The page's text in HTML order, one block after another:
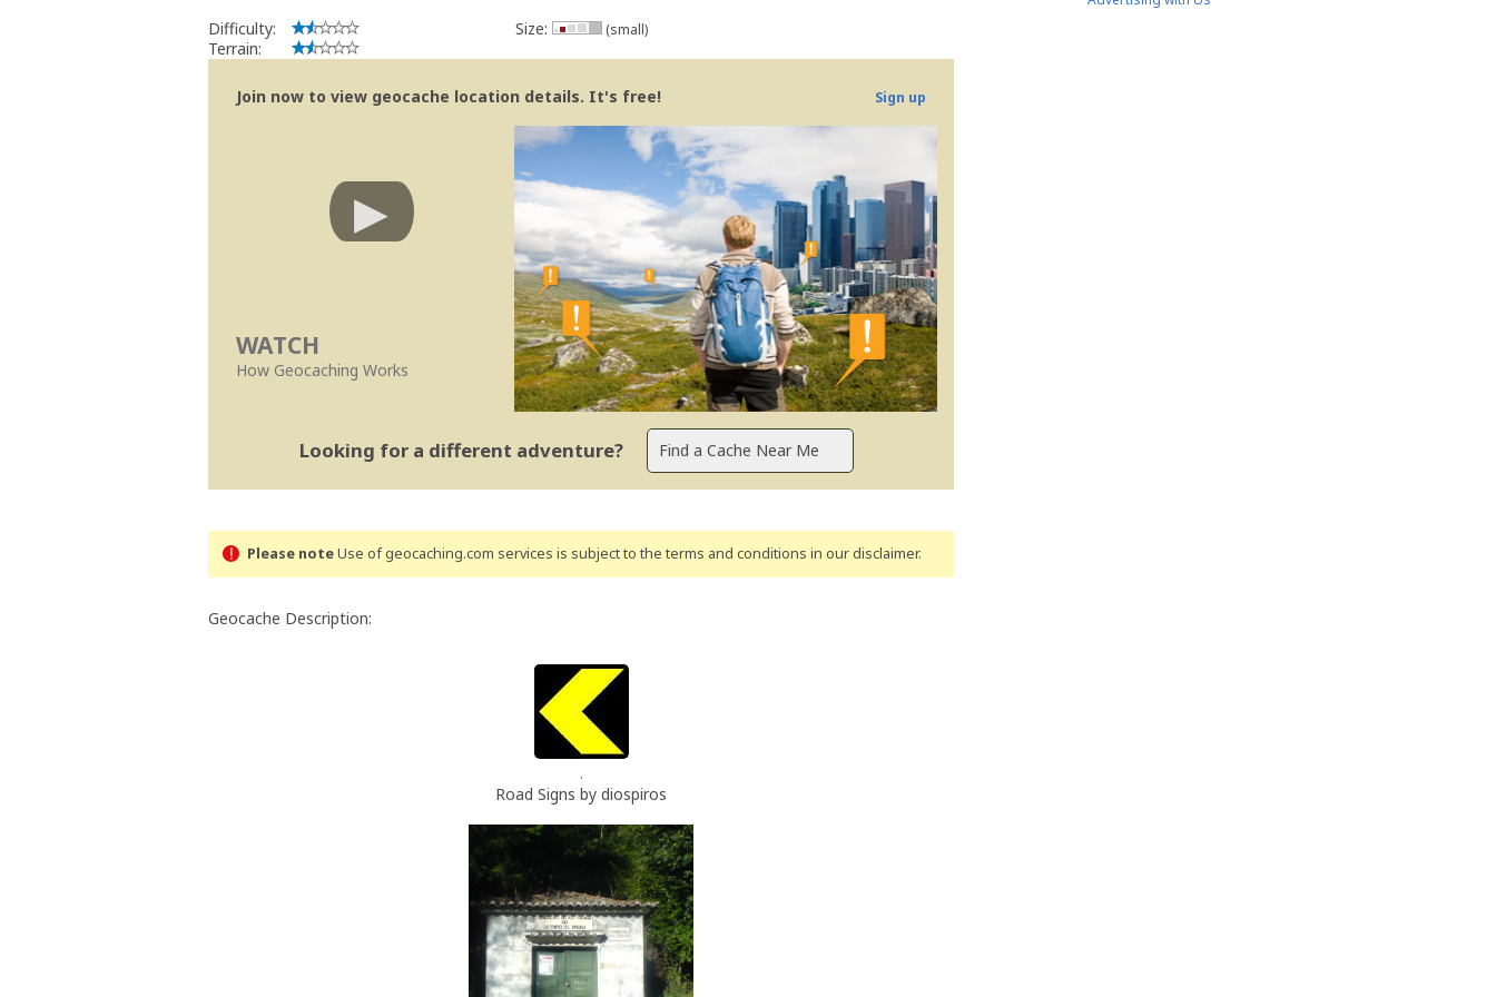
Difficulty:
Terrain:
Size: (small)
Join now to view geocache location details. It's free! Sign up
WATCH
How Geocaching Works
Looking for a different adventure?
Please noteUse of geocaching.com services is subject to the terms and conditions in our disclaimer.
Geocache Description:
.
Road Signs by diospiros